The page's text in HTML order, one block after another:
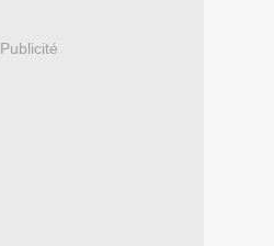
Publicité